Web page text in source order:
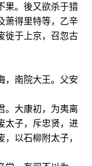
果。後又欲杀于猎
萧得里特等，乙辛
徙于上京，召忽古
南院大王。父安
大康初，为夷离
太子，斥忠贤，进
以石柳附太子，